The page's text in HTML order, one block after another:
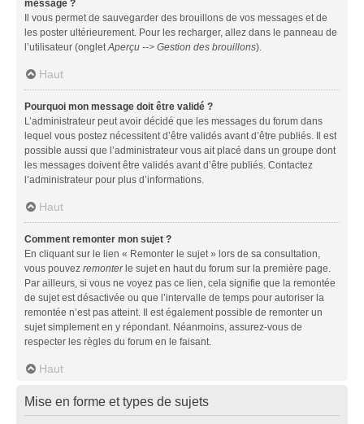
message ?
Il vous permet de sauvegarder des brouillons de vos messages et de
les poster ultérieurement. Pour les recharger, allez dans le panneau de
l’utilisateur (ongletAperçu --> Gestion des brouillons).
Haut
Pourquoi mon message doit être validé ?
L’administrateur peut avoir décidé que les messages du forum dans
lequel vous postez nécessitent d’être validés avant d’être publiés. Il est
possible aussi que l’administrateur vous ait placé dans un groupe dont
les messages doivent être validés avant d’être publiés. Contactez
l’administrateur pour plus d’informations.
Haut
Comment remonter mon sujet ?
En cliquant sur le lien « Remonter le sujet » lors de sa consultation,
vous pouvez remonterle sujet en haut du forum sur la première page.
Par ailleurs, si vous ne voyez pas ce lien, cela signifie que la remontée
de sujet est désactivée ou que l’intervalle de temps pour autoriser la
remontée n’est pas atteint. Il est également possible de remonter un
sujet simplement en y répondant. Néanmoins, assurez-vous de
respecter les règles du forum en le faisant.
Haut
Mise en forme et types de sujets